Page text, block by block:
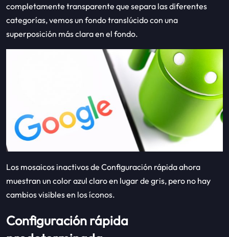
completamente transparente que separa las diferentes
categorías, vemos un fondo translúcido con una
superposición más clara en el fondo.
Los mosaicos inactivos de Configuración rápida ahora
muestran un color azul claro en lugar de gris, pero no hay
cambios visibles en los íconos.
Configuración rápida